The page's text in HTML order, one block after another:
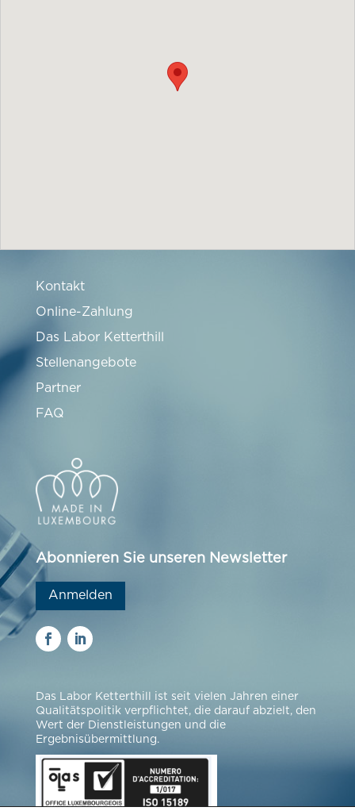
Kontakt
Online-Zahlung
Das Labor Ketterthill
Stellenangebote
Partner
FAQ
Abonnieren Sie unseren Newsletter
Anmelden
Das Labor Ketterthill ist seit vielen Jahren einer
Qualitätspolitik verpflichtet, die darauf abzielt, den
Wert der Dienstleistungen und die
Ergebnisübermittlung.